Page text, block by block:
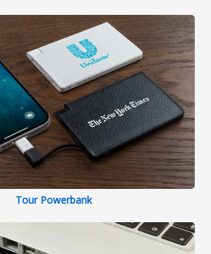
Tour Powerbank